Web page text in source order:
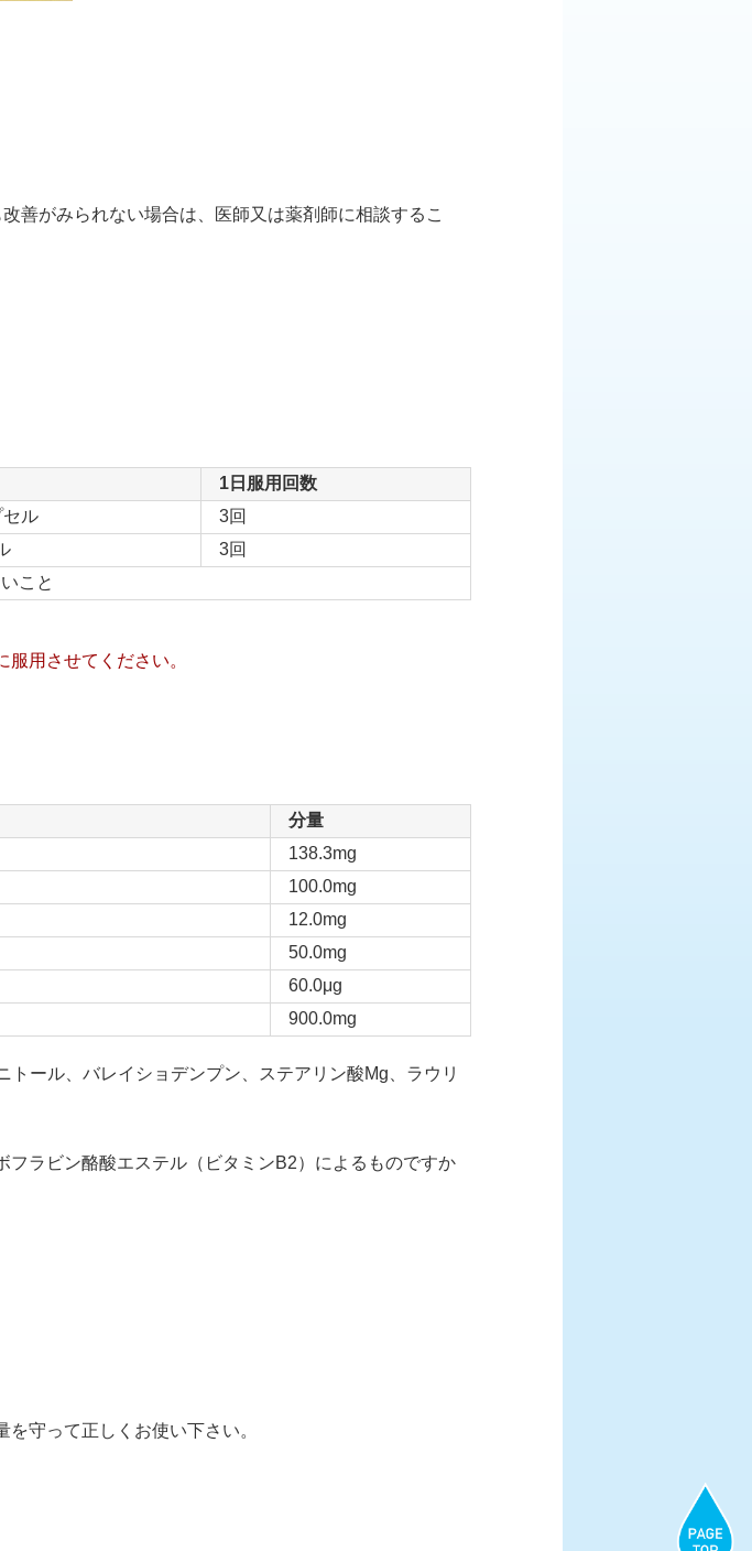
善がみられない場合は、医師又は薬剤師に相談するこ
1日服用回数
セル
3回
3回
こと
用させてください。
分量
138.3mg
100.0mg
12.0mg
50.0mg
60.0μg
900.0mg
ール、バレイショデンプン、ステアリン酸Mg、ラウリ
ラビン酪酸エステル（ビタミンB2）によるものですか
守って正しくお使い下さい。